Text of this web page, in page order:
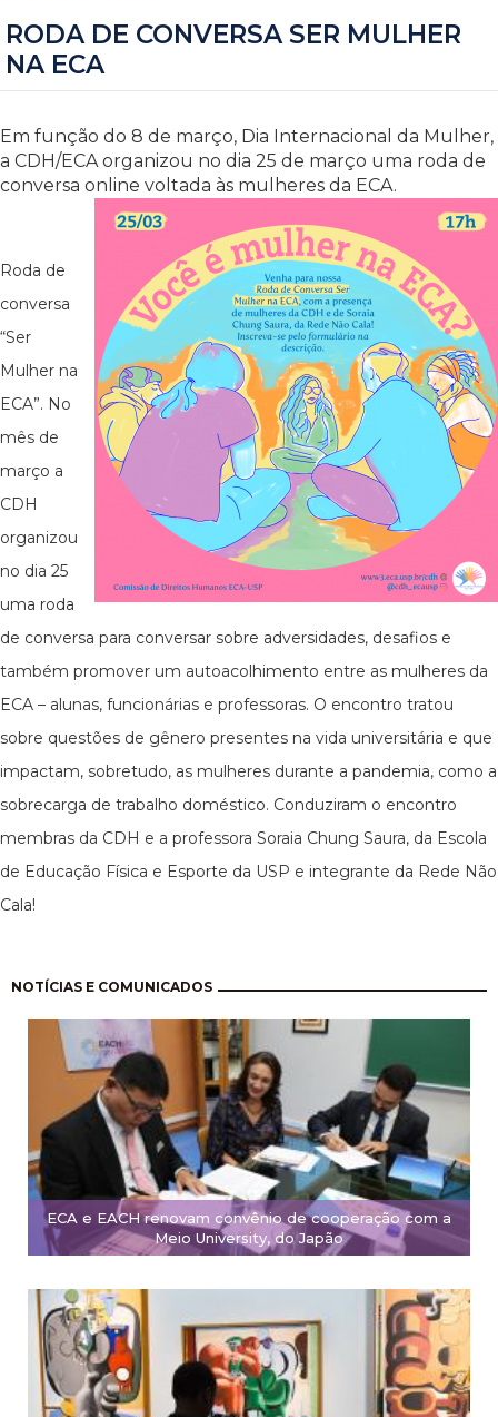
RODA DE CONVERSA SER MULHER
NA ECA
Em função do 8 de março, Dia Internacional da Mulher,
a CDH/ECA organizou no dia 25 de março uma roda de
conversa online voltada às mulheres da ECA.
Roda de
conversa
“Ser
Mulher na
ECA”. No
mês de
março a
CDH
organizou
no dia 25
uma roda
de conversa para conversar sobre adversidades, desafios e
também promover um autoacolhimento entre as mulheres da
ECA – alunas, funcionárias e professoras. O encontro tratou
sobre questões de gênero presentes na vida universitária e que
impactam, sobretudo, as mulheres durante a pandemia, como a
sobrecarga de trabalho doméstico. Conduziram o encontro
membras da CDH e a professora Soraia Chung Saura, da Escola
de Educação Física e Esporte da USP e integrante da Rede Não
Cala!
NOTÍCIAS E COMUNICADOS
ECA e EACH renovam convênio de cooperação com a
Meio University, do Japão
Pagination